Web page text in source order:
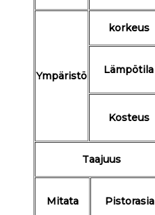
Ympäristö
korkeus
Lämpötila
Kosteus
Taajuus
Mitata Pistorasia